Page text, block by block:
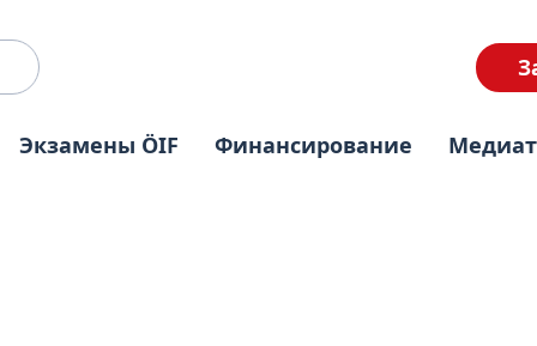
Экзамены ÖIF Финансирование